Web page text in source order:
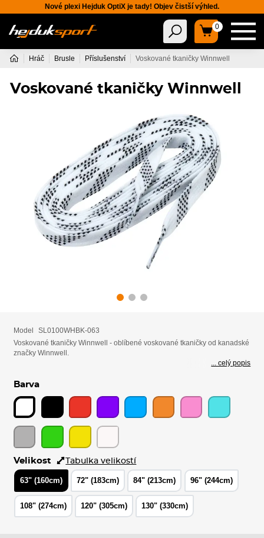
Nové plexi Hejduk OptiX je tady! Objev čistší výhled.
0
Hráč Brusle Příslušenství Voskované tkaničky Winnwell
Voskované tkaničky Winnwell
Model
SL0100WHBK-063
Voskované tkaničky Winnwell - oblíbené voskované tkaničky od kanadské
značky Winnwell.
... celý popis
Barva
Velikost Tabulka velikostí
63" (160cm) 72" (183cm) 84" (213cm) 96" (244cm)
108" (274cm) 120" (305cm) 130" (330cm)